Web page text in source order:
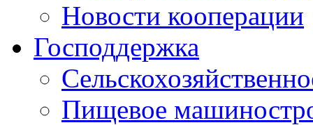
Новости кооперации
Господдержка
Пищевое